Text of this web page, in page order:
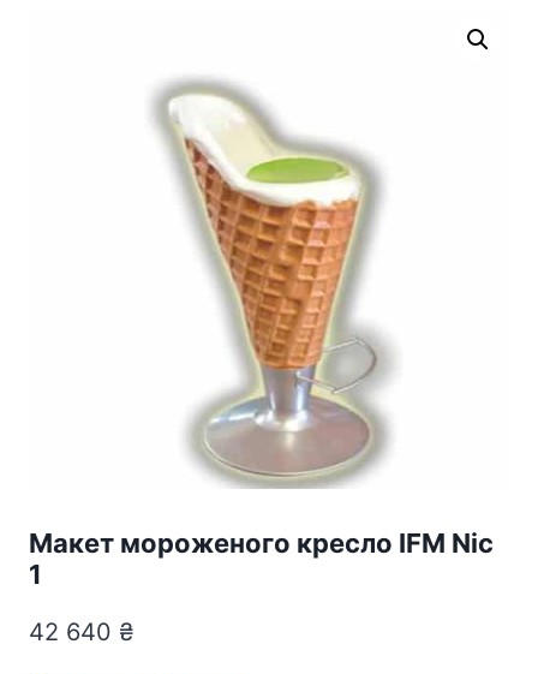
Макет мороженого кресло IFM Nic
1
42 640 ₴